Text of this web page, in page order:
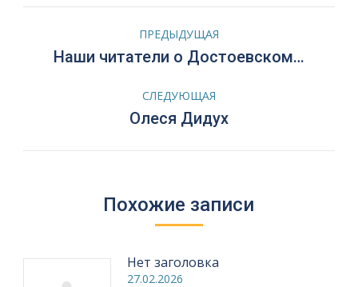
НавигацияПРЕДЫДУЩАЯ
Предыдущая
запись:
Наши читатели о Достоевском…
СЛЕДУЮЩАЯ
Следующая
запись:
Олеся Дидух
Похожие записи
Нет заголовка
27.02.2026